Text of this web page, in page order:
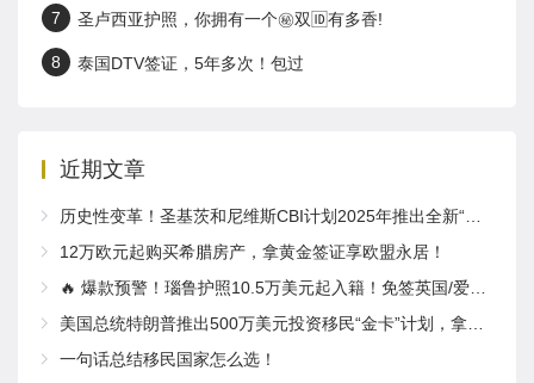
7 圣卢西亚护照，你拥有一个㊙️双🆔有多香!
8 泰国DTV签证，5年多次！包过
近期文章
历史性变革！圣基茨和尼维斯CBI计划2025年推出全新“居住体验”要求
12万欧元起购买希腊房产，拿黄金签证享欧盟永居！
🔥 爆款预警！瑙鲁护照10.5万美元起入籍！免签英国/爱尔兰！
美国总统特朗普推出500万美元投资移民“金卡”计划，拿绿卡，获得公民身份，计划取代EB-5！
一句话总结移民国家怎么选！